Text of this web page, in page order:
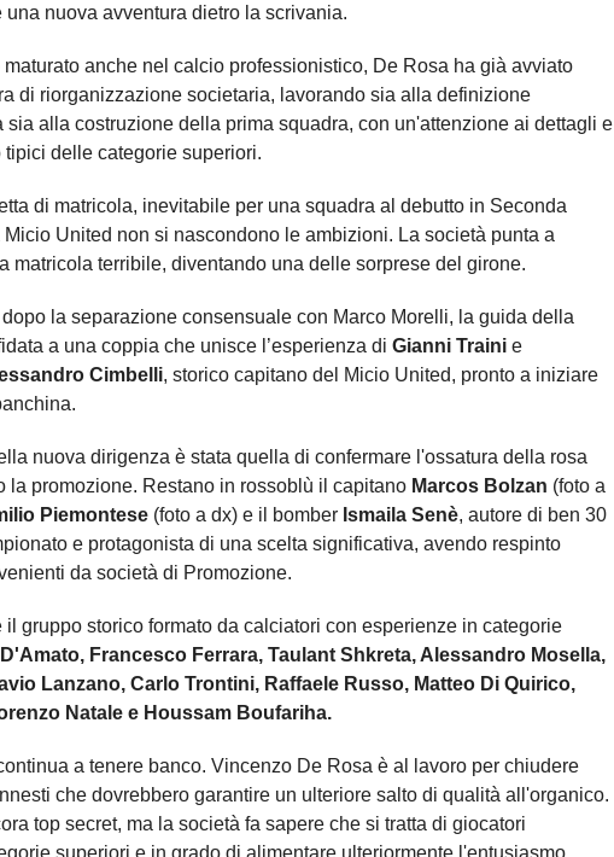
nuova avventura dietro la scrivania.
anche nel calcio professionistico, De Rosa ha già avviato
di riorganizzazione societaria, lavorando sia alla definizione
sia alla costruzione della prima squadra, con un'attenzione ai dettagli e
delle categorie superiori.
di matricola, inevitabile per una squadra al debutto in Seconda
United non si nascondono le ambizioni. La società punta a
matricola terribile, diventando una delle sorprese del girone.
la separazione consensuale con Marco Morelli, la guida della
a una coppia che unisce l’esperienza di Gianni Traini e
Cimbelli, storico capitano del Micio United, pronto a iniziare
nuova dirigenza è stata quella di confermare l'ossatura della rosa
la promozione. Restano in rossoblù il capitano Marcos Bolzan (foto a
Piemontese (foto a dx) e il bomber Ismaila Senè, autore di ben 30
e protagonista di una scelta significativa, avendo respinto
da società di Promozione.
il gruppo storico formato da calciatori con esperienze in categorie
Francesco Ferrara, Taulant Shkreta, Alessandro Mosella,
Lanzano, Carlo Trontini, Raffaele Russo, Matteo Di Quirico,
Natale e Houssam Boufariha.
a tenere banco. Vincenzo De Rosa è al lavoro per chiudere
che dovrebbero garantire un ulteriore salto di qualità all'organico.
top secret, ma la società fa sapere che si tratta di giocatori
superiori e in grado di alimentare ulteriormente l'entusiasmo